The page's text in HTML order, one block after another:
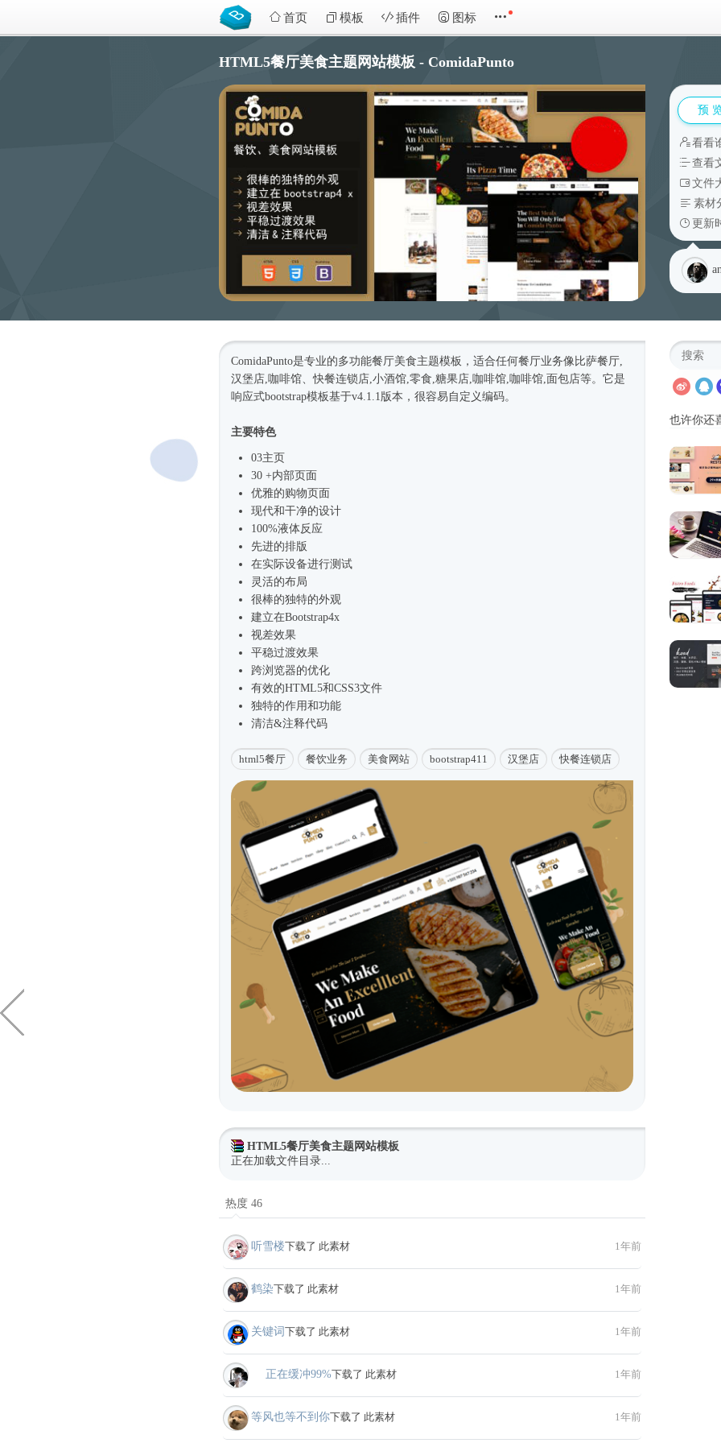
首页 模板 插件 图标
HTML5餐厅美食主题网站模板 - ComidaPunto
预
看看
查看
文件
素材
更新
ComidaPunto是专业的多功能餐厅美食主题模板，适合任何餐厅业务像比萨餐厅,
汉堡店,咖啡馆、快餐连锁店,小酒馆,零食,糖果店,咖啡馆,咖啡馆,面包店等。它是
响应式bootstrap模板基于v4.1.1版本，很容易自定义编码。
主要特色
03主页
30 +内部页面
优雅的购物页面
现代和干净的设计
100%液体反应
先进的排版
在实际设备进行测试
灵活的布局
很棒的独特的外观
建立在Bootstrap4x
视差效果
平稳过渡效果
跨浏览器的优化
有效的HTML5和CSS3文件
独特的作用和功能
清洁&注释代码
html5餐厅 餐饮业务 美食网站 bootstrap411 汉堡店 快餐连锁店
HTML5餐厅美食主题网站模板
正在加载文件目录...
热度 46
听雪楼下载了 此素材 1年前
鹤染下载了 此素材 1年前
关键词 下载了 此素材 1年前
ゞ 正在缓冲99%下载了 此素材 1年前
等风也等不到你下载了 此素材 1年前
也许你还